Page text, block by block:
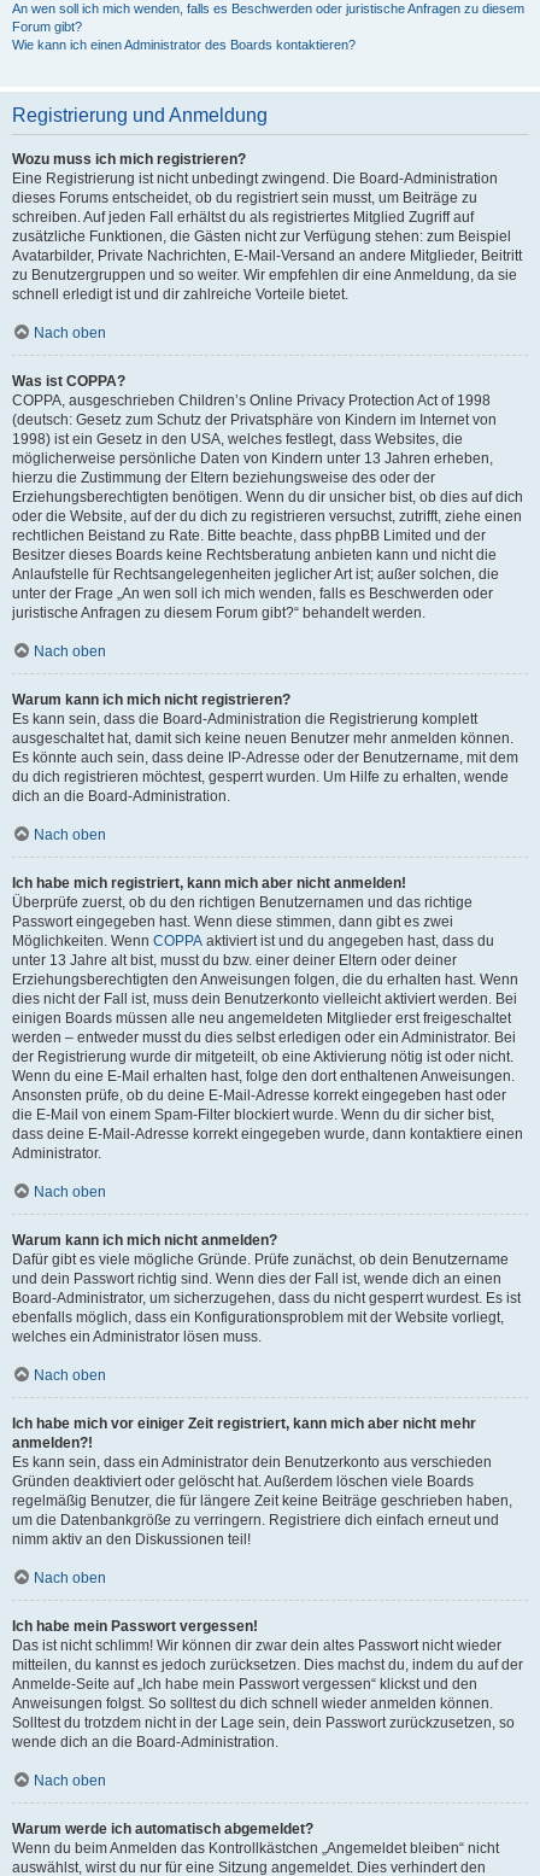
An wen soll ich mich wenden, falls es Beschwerden oder juristische Anfragen zu diesem
Forum gibt?
Wie kann ich einen Administrator des Boards kontaktieren?
Registrierung und Anmeldung
Wozu muss ich mich registrieren?
Eine Registrierung ist nicht unbedingt zwingend. Die Board-Administration
dieses Forums entscheidet, ob du registriert sein musst, um Beiträge zu
schreiben. Auf jeden Fall erhältst du als registriertes Mitglied Zugriff auf
zusätzliche Funktionen, die Gästen nicht zur Verfügung stehen: zum Beispiel
Avatarbilder, Private Nachrichten, E-Mail-Versand an andere Mitglieder, Beitritt
zu Benutzergruppen und so weiter. Wir empfehlen dir eine Anmeldung, da sie
schnell erledigt ist und dir zahlreiche Vorteile bietet.
Nach oben
Was ist COPPA?
COPPA, ausgeschrieben Children’s Online Privacy Protection Act of 1998
(deutsch: Gesetz zum Schutz der Privatsphäre von Kindern im Internet von
1998) ist ein Gesetz in den USA, welches festlegt, dass Websites, die
möglicherweise persönliche Daten von Kindern unter 13 Jahren erheben,
hierzu die Zustimmung der Eltern beziehungsweise des oder der
Erziehungsberechtigten benötigen. Wenn du dir unsicher bist, ob dies auf dich
oder die Website, auf der du dich zu registrieren versuchst, zutrifft, ziehe einen
rechtlichen Beistand zu Rate. Bitte beachte, dass phpBB Limited und der
Besitzer dieses Boards keine Rechtsberatung anbieten kann und nicht die
Anlaufstelle für Rechtsangelegenheiten jeglicher Art ist; außer solchen, die
unter der Frage „An wen soll ich mich wenden, falls es Beschwerden oder
juristische Anfragen zu diesem Forum gibt?“ behandelt werden.
Nach oben
Warum kann ich mich nicht registrieren?
Es kann sein, dass die Board-Administration die Registrierung komplett
ausgeschaltet hat, damit sich keine neuen Benutzer mehr anmelden können.
Es könnte auch sein, dass deine IP-Adresse oder der Benutzername, mit dem
du dich registrieren möchtest, gesperrt wurden. Um Hilfe zu erhalten, wende
dich an die Board-Administration.
Nach oben
Ich habe mich registriert, kann mich aber nicht anmelden!
Überprüfe zuerst, ob du den richtigen Benutzernamen und das richtige
Passwort eingegeben hast. Wenn diese stimmen, dann gibt es zwei
Möglichkeiten. Wenn COPPA aktiviert ist und du angegeben hast, dass du
unter 13 Jahre alt bist, musst du bzw. einer deiner Eltern oder deiner
Erziehungsberechtigten den Anweisungen folgen, die du erhalten hast. Wenn
dies nicht der Fall ist, muss dein Benutzerkonto vielleicht aktiviert werden. Bei
einigen Boards müssen alle neu angemeldeten Mitglieder erst freigeschaltet
werden – entweder musst du dies selbst erledigen oder ein Administrator. Bei
der Registrierung wurde dir mitgeteilt, ob eine Aktivierung nötig ist oder nicht.
Wenn du eine E-Mail erhalten hast, folge den dort enthaltenen Anweisungen.
Ansonsten prüfe, ob du deine E-Mail-Adresse korrekt eingegeben hast oder
die E-Mail von einem Spam-Filter blockiert wurde. Wenn du dir sicher bist,
dass deine E-Mail-Adresse korrekt eingegeben wurde, dann kontaktiere einen
Administrator.
Nach oben
Warum kann ich mich nicht anmelden?
Dafür gibt es viele mögliche Gründe. Prüfe zunächst, ob dein Benutzername
und dein Passwort richtig sind. Wenn dies der Fall ist, wende dich an einen
Board-Administrator, um sicherzugehen, dass du nicht gesperrt wurdest. Es ist
ebenfalls möglich, dass ein Konfigurationsproblem mit der Website vorliegt,
welches ein Administrator lösen muss.
Nach oben
Ich habe mich vor einiger Zeit registriert, kann mich aber nicht mehr
anmelden?!
Es kann sein, dass ein Administrator dein Benutzerkonto aus verschieden
Gründen deaktiviert oder gelöscht hat. Außerdem löschen viele Boards
regelmäßig Benutzer, die für längere Zeit keine Beiträge geschrieben haben,
um die Datenbankgröße zu verringern. Registriere dich einfach erneut und
nimm aktiv an den Diskussionen teil!
Nach oben
Ich habe mein Passwort vergessen!
Das ist nicht schlimm! Wir können dir zwar dein altes Passwort nicht wieder
mitteilen, du kannst es jedoch zurücksetzen. Dies machst du, indem du auf der
Anmelde-Seite auf „Ich habe mein Passwort vergessen“ klickst und den
Anweisungen folgst. So solltest du dich schnell wieder anmelden können.
Solltest du trotzdem nicht in der Lage sein, dein Passwort zurückzusetzen, so
wende dich an die Board-Administration.
Nach oben
Warum werde ich automatisch abgemeldet?
Wenn du beim Anmelden das Kontrollkästchen „Angemeldet bleiben“ nicht
auswählst, wirst du nur für eine Sitzung angemeldet. Dies verhindert den